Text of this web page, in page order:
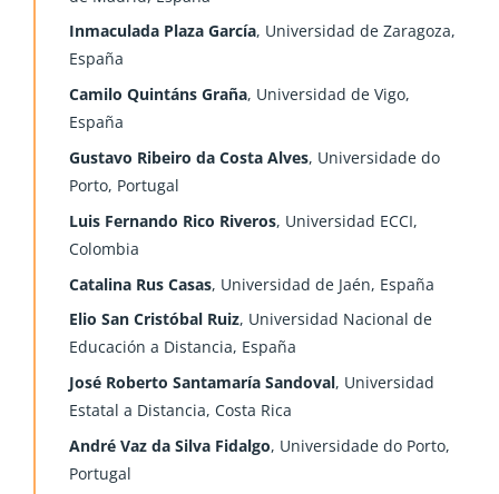
Inmaculada Plaza García, Universidad de Zaragoza,
España
Camilo Quintáns Graña, Universidad de Vigo,
España
Gustavo Ribeiro da Costa Alves, Universidade do
Porto, Portugal
Luis Fernando Rico Riveros, Universidad ECCI,
Colombia
Catalina Rus Casas, Universidad de Jaén, España
Elio San Cristóbal Ruiz, Universidad Nacional de
Educación a Distancia, España
José Roberto Santamaría Sandoval, Universidad
Estatal a Distancia, Costa Rica
André Vaz da Silva Fidalgo, Universidade do Porto,
Portugal